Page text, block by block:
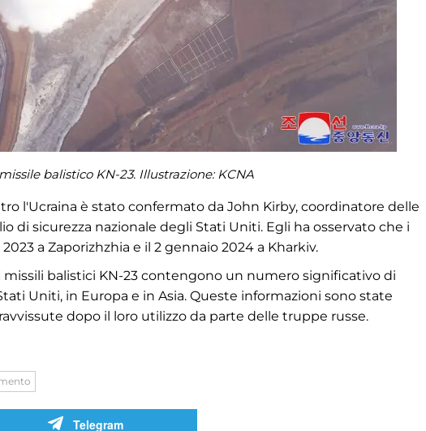
balistico KN-23. Illustrazione: KCNA
l'Ucraina è stato confermato da John Kirby, coordinatore delle
di sicurezza nazionale degli Stati Uniti. Egli ha osservato che i
a Zaporizhzhia e il 2 gennaio 2024 a Kharkiv.
balistici KN-23 contengono un numero significativo di
Uniti, in Europa e in Asia. Queste informazioni sono state
dopo il loro utilizzo da parte delle truppe russe.
Telegram